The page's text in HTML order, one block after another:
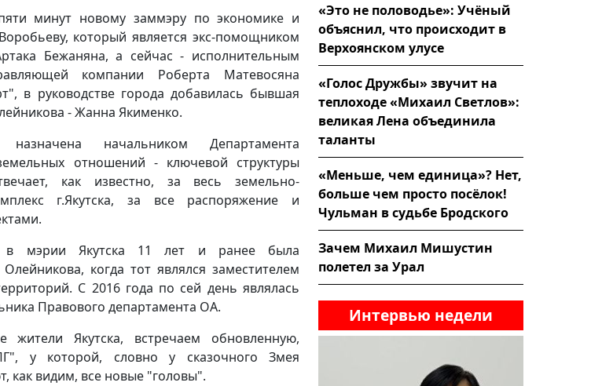
минут новому заммэру по экономике и
который является экс-помощником
Бежаняна, а сейчас - исполнительным
компании Роберта Матевосяна
в руководстве города добавилась бывшая
- Жанна Якименко.
начальником Департамента
отношений - ключевой структуры
как известно, за весь земельно-
г.Якутска, за все распоряжение и
в мэрии Якутска 11 лет и ранее была
когда тот являлся заместителем
С 2016 года по сей день являлась
Правового департамента ОА.
жители Якутска, встречаем обновленную,
у которой, словно у сказочного Змея
как видим, все новые "головы".
«Это не половодье»: Учёный
объяснил, что происходит в
Верхоянском улусе
«Голос Дружбы» звучит на
теплоходе «Михаил Светлов»:
великая Лена объединила
таланты
«Меньше, чем единица»? Нет,
больше чем просто посёлок!
Чульман в судьбе Бродского
Зачем Михаил Мишустин
полетел за Урал
Интервью недели